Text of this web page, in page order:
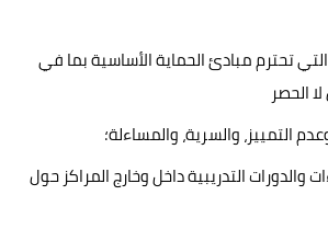
تحترم مبادئ الحماية الأساسية بما في
الحصر
التمييز، والسرية، والمساءلة؛
والدورات التدريبية داخل وخارج المراكز حول